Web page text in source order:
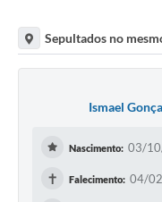
Sepultados no
Ismael
Nascimento: 03/
✝ Falecimento: 04/